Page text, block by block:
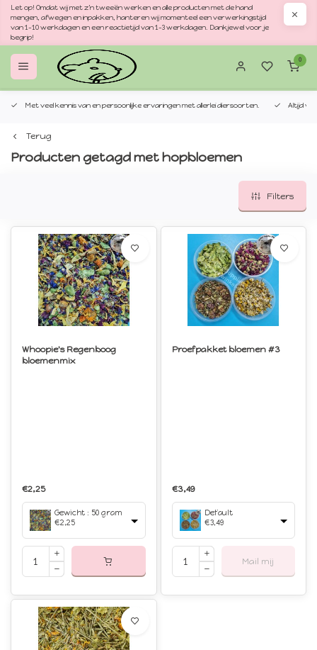
Let op! Omdat wij met z'n tweeën werken en alle producten met de hand
mengen, afwegen en inpakken, hanteren wij momenteel een verwerkingstijd
van 1–10 werkdagen en een reactietijd van 1–3 werkdagen. Dankjewel voor je
begrip!
0
Met veel kennis van en persoonlijke ervaringen met allerlei diersoorten. Altijd
Terug
Producten getagd met hopbloemen
Filters
Whoopie's Regenboog
bloemenmix
€2,25
Gewicht : 50 gram
€2,25
Proefpakket bloemen #3
€3,49
Default
€3,49
Mail mij